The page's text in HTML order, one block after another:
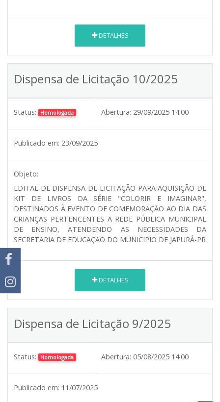
DETALHES
Dispensa de Licitação 10/2025
Status: Homologada Abertura: 29/09/2025 14:00
Publicado em: 23/09/2025
Objeto:
EDITAL DE DISPENSA DE LICITAÇÃO PARA AQUISIÇÃO DE
KIT DE LIVROS DA SÉRIE "COLORIR E IMAGINAR",
DESTINADOS À EVENTO DE COMEMORAÇÃO AO DIA DAS
CRIANÇAS PERTENCENTES A REDE PÚBLICA MUNICIPAL
DE ENSINO, ATENDENDO AS NECESSIDADES DA
SECRETARIA DE EDUCAÇÃO DO MUNICIPIO DE JAPURÁ-PR
DETALHES
Dispensa de Licitação 9/2025
Status: Homologada Abertura: 05/08/2025 14:00
Publicado em: 11/07/2025